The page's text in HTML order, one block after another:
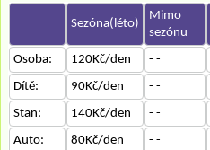
Sezóna(léto)
Mimo
sezónu
Osoba:
120Kč/den - -
Dítě:
90Kč/den - -
Stan:
140Kč/den - -
Auto:
80Kč/den - -